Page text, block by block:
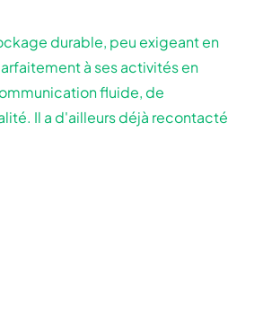
durable, peu exigeant en
à ses activités en
fluide, de
Il a d'ailleurs déjà recontacté